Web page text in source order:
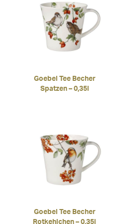
Goebel Tee Becher
Spatzen – 0,35l
Goebel Tee Becher
Rotkehlchen – 0,35l